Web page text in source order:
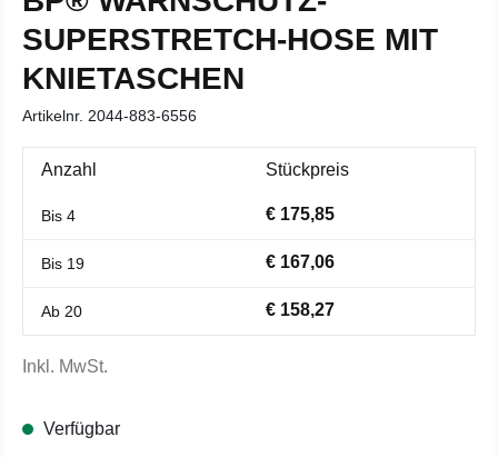
SUPERSTRETCH-HOSE MIT
KNIETASCHEN
Artikelnr. 2044-883-6556
Anzahl Stückpreis
Bis 4 € 175,85
Bis 19 € 167,06
Ab 20 € 158,27
Inkl. MwSt.
Verfügbar